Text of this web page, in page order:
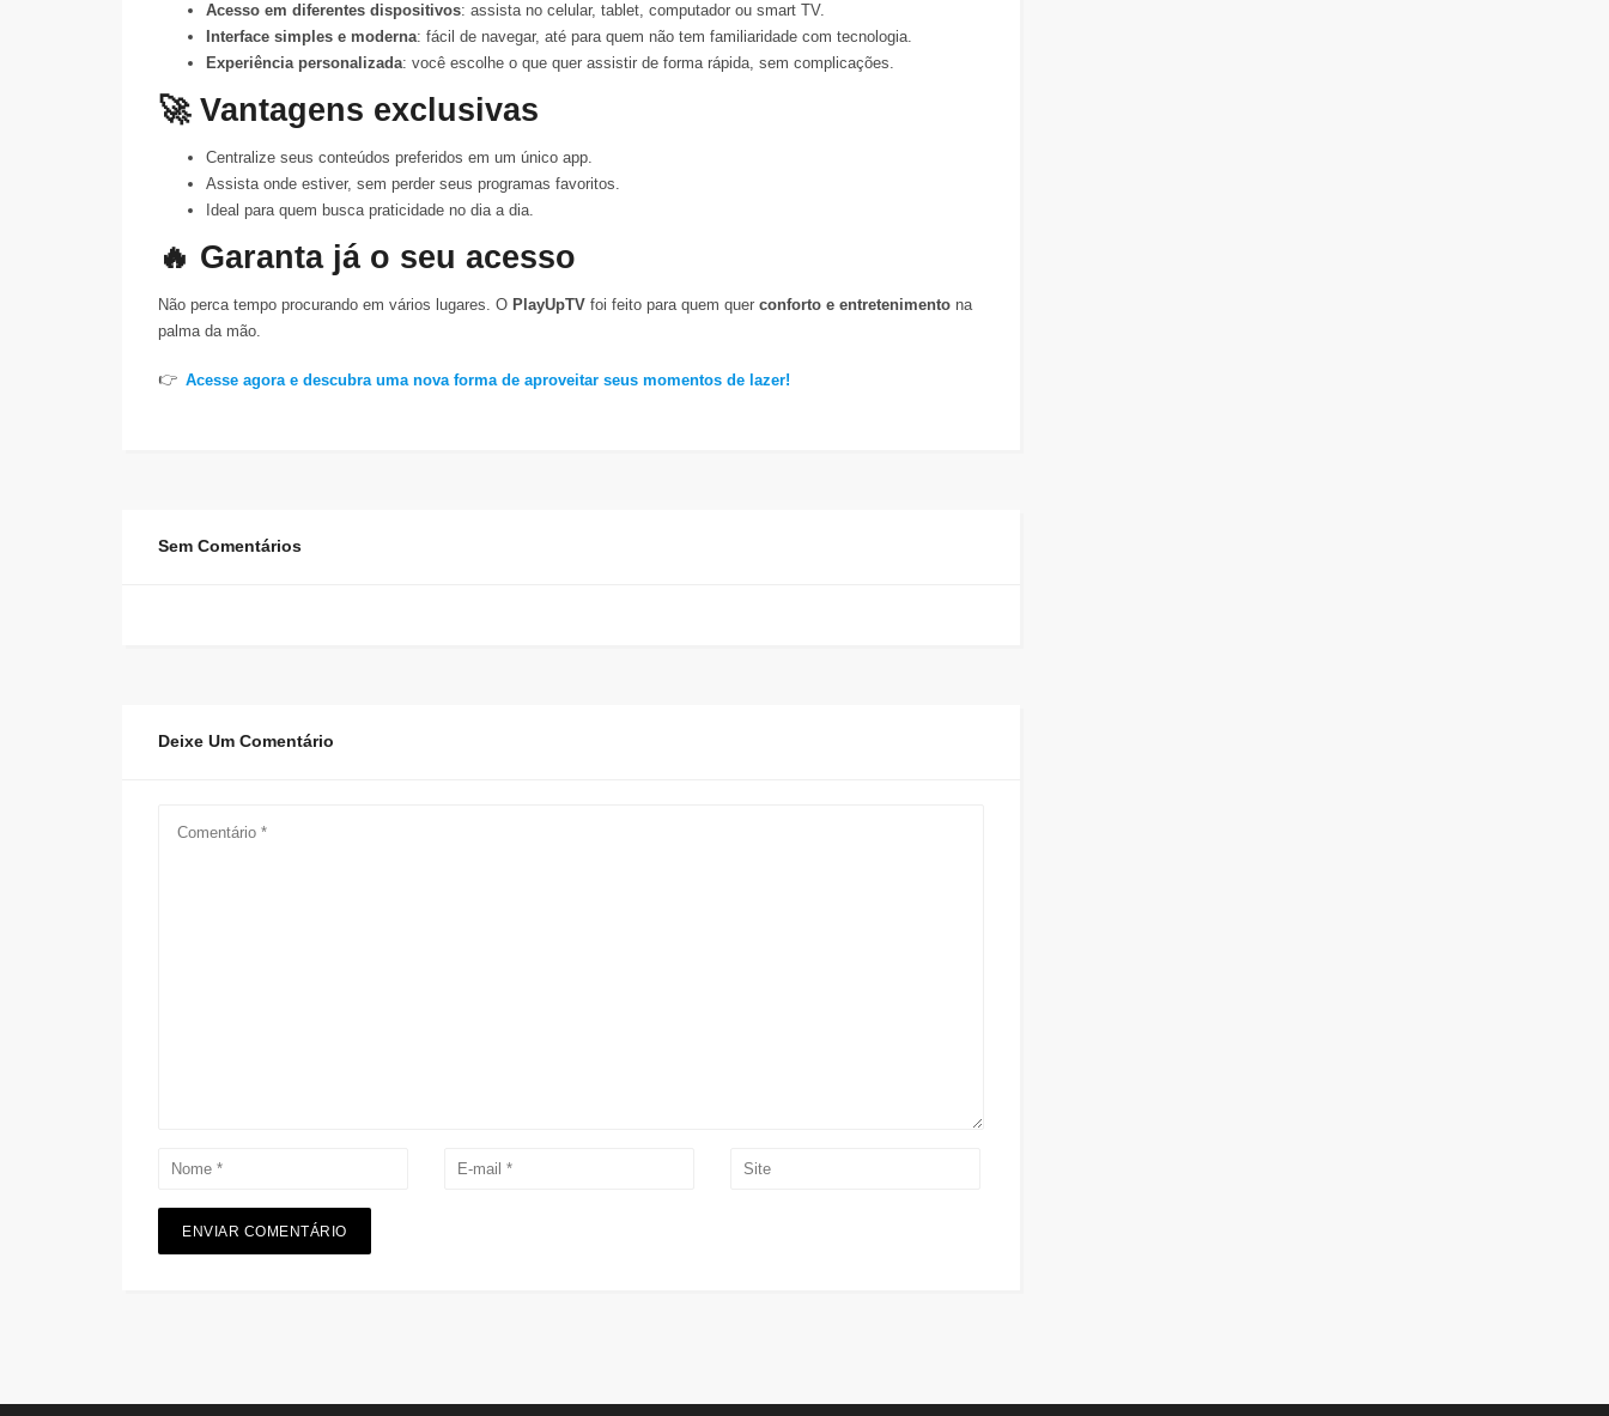
Acesso em diferentes dispositivos: assista no celular, tablet, computador ou smart TV.
Interface simples e moderna: fácil de navegar, até para quem não tem familiaridade com tecnologia.
Experiência personalizada: você escolhe o que quer assistir de forma rápida, sem complicações.
🚀 Vantagens exclusivas
Centralize seus conteúdos preferidos em um único app.
Assista onde estiver, sem perder seus programas favoritos.
Ideal para quem busca praticidade no dia a dia.
🔥 Garanta já o seu acesso
Não perca tempo procurando em vários lugares. O PlayUpTV foi feito para quem quer conforto e entretenimento na
palma da mão.
👉 Acesse agora e descubra uma nova forma de aproveitar seus momentos de lazer!
Sem Comentários
Deixe Um Comentário